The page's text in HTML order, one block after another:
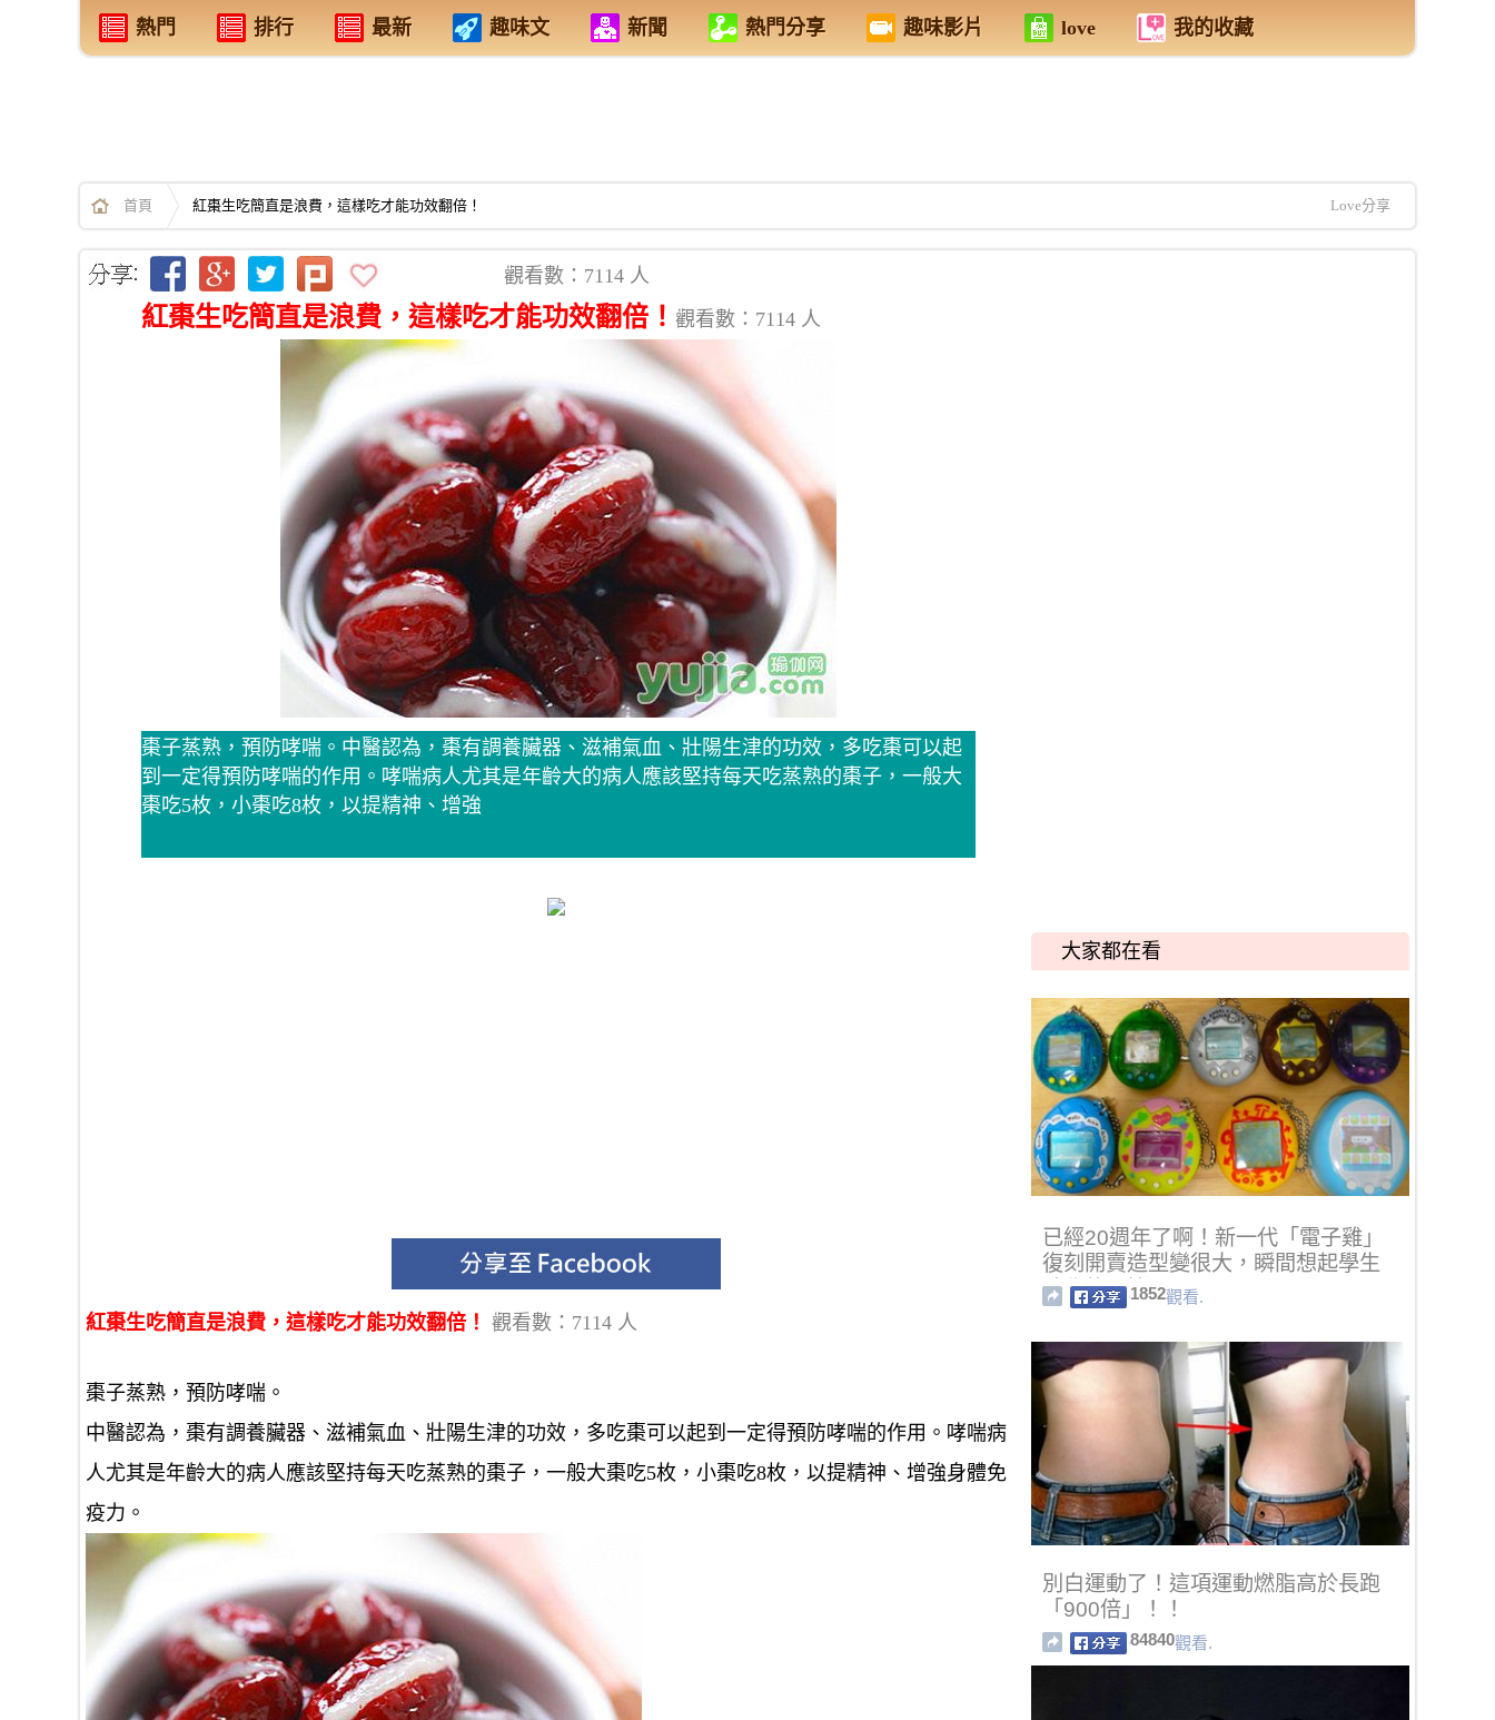
熱門 排行 最新 趣味文 新聞 熱門分享 趣味影片 love 我的收藏
首頁 紅棗生吃簡直是浪費，這樣吃才能功效翻倍！ Love分享
觀看數：7114 人
紅棗生吃簡直是浪費，這樣吃才能功效翻倍！ 觀看數：7114 人
棗子蒸熟，預防哮喘。中醫認為，棗有調養臟器、滋補氣血、壯陽生津的功效，多吃棗可以起
到一定得預防哮喘的作用。哮喘病人尤其是年齡大的病人應該堅持每天吃蒸熟的棗子，一般大
棗吃5枚，小棗吃8枚，以提精神、增強
紅棗生吃簡直是浪費，這樣吃才能功效翻倍！ 觀看數：7114 人
棗子蒸熟，預防哮喘。
中醫認為，棗有調養臟器、滋補氣血、壯陽生津的功效，多吃棗可以起到一定得預防哮喘的作用。哮喘病
人尤其是年齡大的病人應該堅持每天吃蒸熟的棗子，一般大棗吃5枚，小棗吃8枚，以提精神、增強身體免
疫力。
大家都在看
已經20週年了啊！新一代「電子雞」
復刻開賣造型變很大，瞬間想起學生
時代的回憶啊！
1852觀看.
別白運動了！這項運動燃脂高於長跑
「900倍」！！
84840觀看.